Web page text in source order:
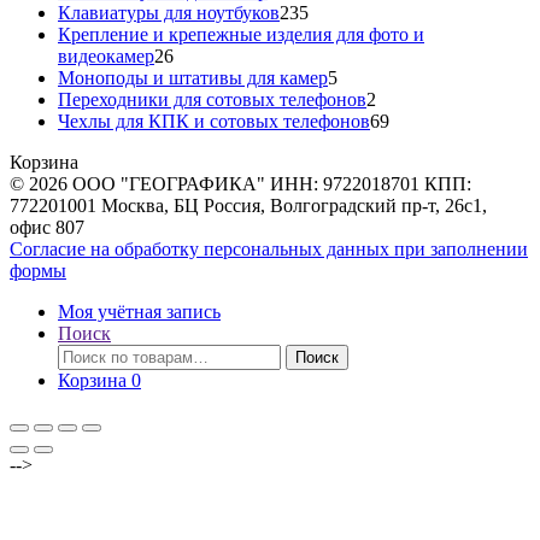
товара
Клавиатуры для ноутбуков235235
товаров
Крепление и крепежные изделия для фото и
видеокамер2626
товаров
Моноподы и штативы для камер55
товаров
Переходники для сотовых телефонов2
товара
Чехлы для КПК и сотовых телефонов6969
Корзина
© 2026 ООО "ГЕОГРАФИКА" ИНН: 9722018701 КПП:
772201001 Москва, БЦ Россия, Волгоградский пр-т, 26с1,
офис 807
Согласие на обработку персональных данных при заполнении
формы
Моя учётная запись
Поиск
Искать:
Поиск
Корзина 0
-->